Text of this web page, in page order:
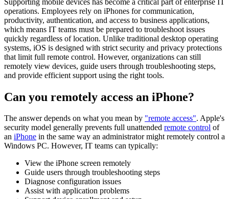
operations. Employees rely on iPhones for communication,
productivity, authentication, and access to business applications,
which means IT teams must be prepared to troubleshoot issues
quickly regardless of location. Unlike traditional desktop operating
systems, iOS is designed with strict security and privacy protections
that limit full remote control. However, organizations can still
remotely view devices, guide users through troubleshooting steps,
and provide efficient support using the right tools.
Can you remotely access an iPhone?
The answer depends on what you mean by "remote access". Apple's
security model generally prevents full unattended remote control of
an iPhone in the same way an administrator might remotely control a
Windows PC. However, IT teams can typically:
View the iPhone screen remotely
Guide users through troubleshooting steps
Diagnose configuration issues
Assist with application problems